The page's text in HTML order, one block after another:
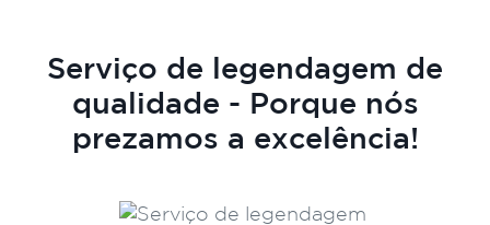
Serviço de legendagem de
qualidade - Porque nós
prezamos a excelência!